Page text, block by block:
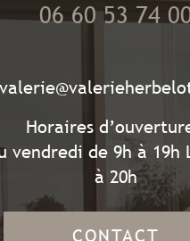
06 60 53 74
Horaires
vendredi de 9h à 19h
à 20h
CONTACT